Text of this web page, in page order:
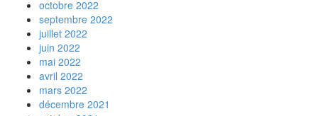
octobre 2022
septembre 2022
juillet 2022
juin 2022
mai 2022
avril 2022
mars 2022
décembre 2021